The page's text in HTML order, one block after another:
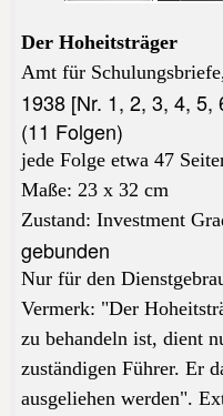
Der Hoheitsträger
Amt für
1938 [Nr. 1, 2, 3, 4, 5,
(11 Folgen)
jede Folge etwa 47
Maße: 23 x 32 cm
Zustand: Investment
gebunden
Nur für den
Vermerk: "Der
zu behandeln ist, dient
zuständigen Führer. Er
ausgeliehen werden".